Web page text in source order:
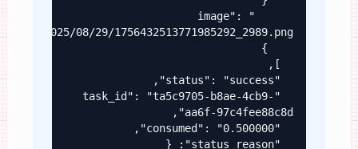
      "image":
  "task_id": "ta5c9705-b8ae-4cb9-